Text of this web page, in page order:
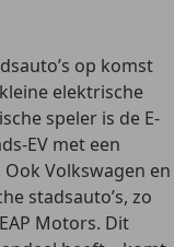
op komst
elektrische
speler is de E-
EV met een
Volkswagen en
stadsauto’s, zo
Motors. Dit